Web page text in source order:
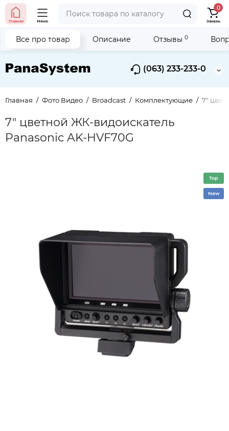
(063) 233-233-0
Главная Меню
0
Заказы
Главная Фото Видео Broadcast Комплектующие 7"
7" цветной ЖК-видоискатель
Panasonic AK-HVF70G
Все про товар Описание Отзывы 0
Top
New